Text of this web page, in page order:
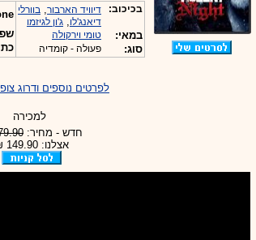
מענה טלפוני: 09-7652392
צוות דיוידי מאסטר ישיר.
בכיכוב: דיוויד הארבור, בוורלי
דיאנג'לו, ג'ון לגיזמו
במאי: טומי וירקולה
סוג: פעולה - קומדיה
לפרטים נוספים ודרוג
למכירה
חדש - מחיר: ₪
אצלנו: 149.90 ₪